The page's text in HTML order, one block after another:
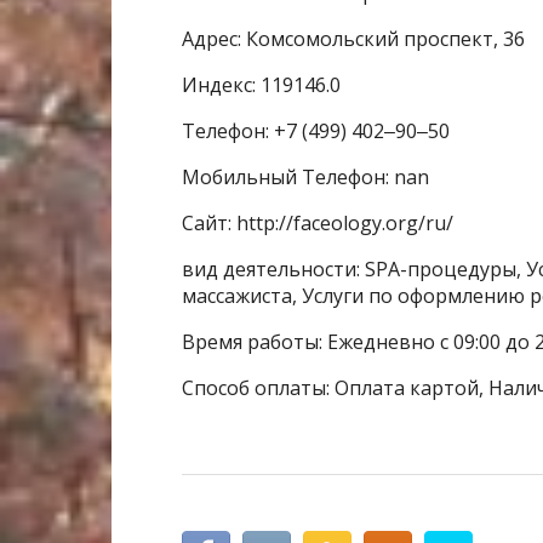
Адрес: Комсомольский проспект, 36
Индекс: 119146.0
Телефон: +7 (499) 402‒90‒50
Мобильный Телефон: nan
Сайт: http://faceology.org/ru/
вид деятельности: SPA-процедуры,
массажиста, Услуги по оформлению
Время работы: Ежедневно с 09:00 до
Способ оплаты: Оплата картой,